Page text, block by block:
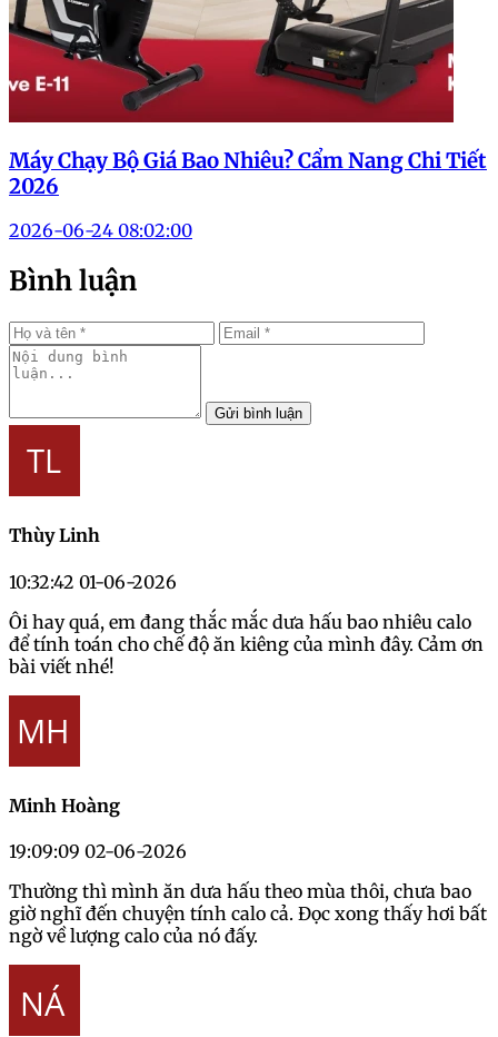
Máy Chạy Bộ Giá Bao Nhiêu? Cẩm Nang Chi Tiết
2026
2026-06-24 08:02:00
Bình luận
Gửi bình luận
Thùy Linh
10:32:42 01-06-2026
Ôi hay quá, em đang thắc mắc dưa hấu bao nhiêu calo
để tính toán cho chế độ ăn kiêng của mình đây. Cảm ơn
bài viết nhé!
Minh Hoàng
19:09:09 02-06-2026
Thường thì mình ăn dưa hấu theo mùa thôi, chưa bao
giờ nghĩ đến chuyện tính calo cả. Đọc xong thấy hơi bất
ngờ về lượng calo của nó đấy.